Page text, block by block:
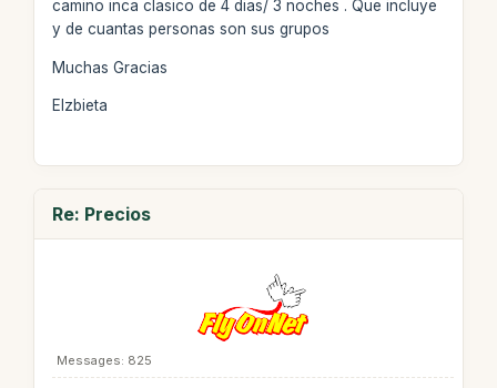
camino inca clasico de 4 dias/ 3 noches . Que incluye
y de cuantas personas son sus grupos
Muchas Gracias
Elzbieta
Re: Precios
Messages: 825